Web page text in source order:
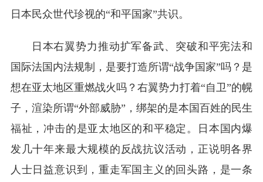
日本民众世代珍视的“和平国家”共识。
日本右翼势力推动扩军备武、突破和平宪法和
国际法国内法规制，是要打造所谓“战争国家”吗？是
想在亚太地区重燃战火吗？右翼势力打着“自卫”的幌
子，渲染所谓“外部威胁”，绑架的是本国百姓的民生
福祉，冲击的是亚太地区的和平稳定。日本国内爆
发几十年来最大规模的反战抗议活动，正说明各界
人士日益意识到，重走军国主义的回头路，是一条